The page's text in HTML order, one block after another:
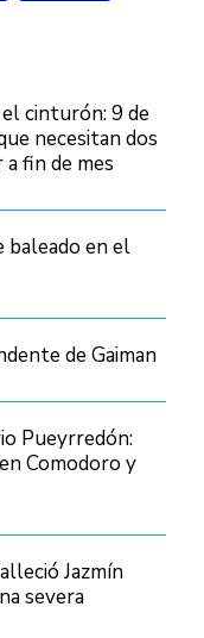
el cinturón: 9 de
necesitan dos
fin de mes
baleado en el
de Gaiman
Pueyrredón:
Comodoro y
Jazmín
severa